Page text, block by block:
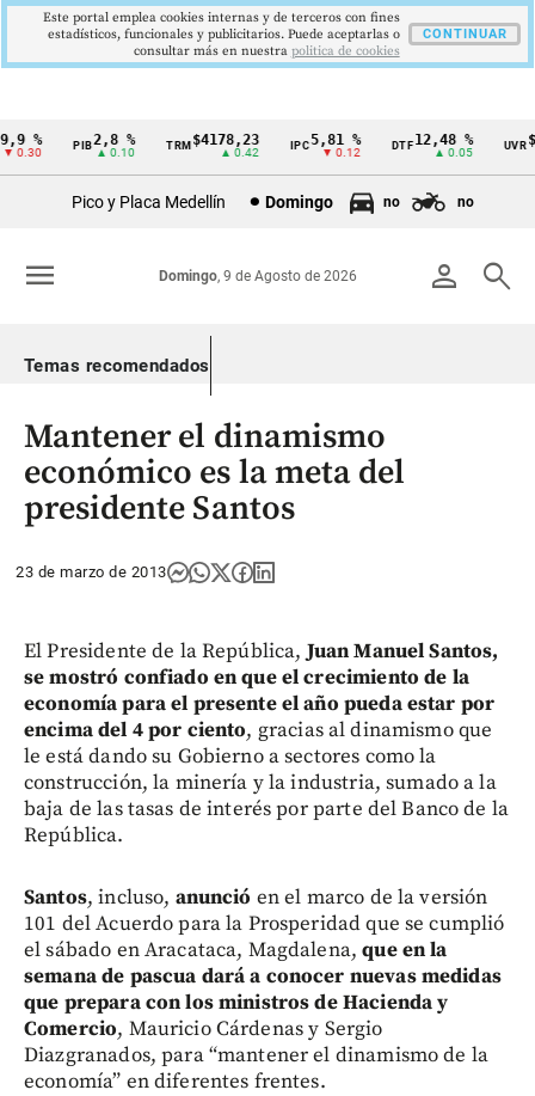
Cintillo
Colombia
% PIB2,8 %
▲ 0.10
TRM$4178,23
▲ 0.42
5,81 %
▼ 0.12
DTF12,48 %
▲ 0.05
UVR
Pico y Placa Medellín Domingo no no
person search
Domingo, 9 de Agosto de 2026
menu
Temas recomendados
Mantener el dinamismo
económico es la meta del
presidente Santos
23 de marzo de 2013
El Presidente de la República,Juan Manuel Santos,
se mostró confiado en que el crecimiento de la
economía para el presente el año pueda estar por
encima del 4 por ciento, gracias al dinamismo que
le está dando su Gobierno a sectores como la
construcción, la minería y la industria, sumado a la
baja de las tasas de interés por parte del Banco de la
República.
Santos, incluso, anunció en el marco de la versión
101 del Acuerdo para la Prosperidad que se cumplió
el sábado en Aracataca, Magdalena, que en la
semana de pascua dará a conocer nuevas medidas
que prepara con los ministros de Hacienda y
Comercio, Mauricio Cárdenas y Sergio
Diazgranados, para “mantener el dinamismo de la
economía” en diferentes frentes.
Este portal emplea cookies internas y de terceros con fines
estadísticos, funcionales y publicitarios. Puede aceptarlas o
consultar más en nuestra politica de cookies
CONTINUAR